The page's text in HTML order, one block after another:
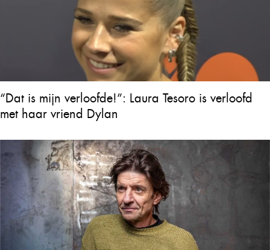
“Dat is mijn verloofde!”: Laura Tesoro is verloofd
met haar vriend Dylan